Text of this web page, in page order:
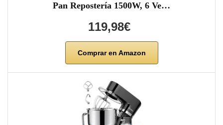
Pan Repostería 1500W, 6 Ve…
119,98€
Comprar en Amazon